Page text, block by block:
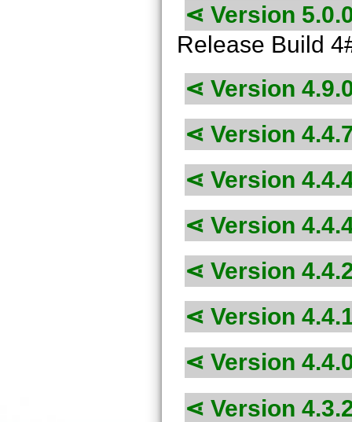
Version
Release Build
Version
Version
Version
Version
Version
Version
Version
Version